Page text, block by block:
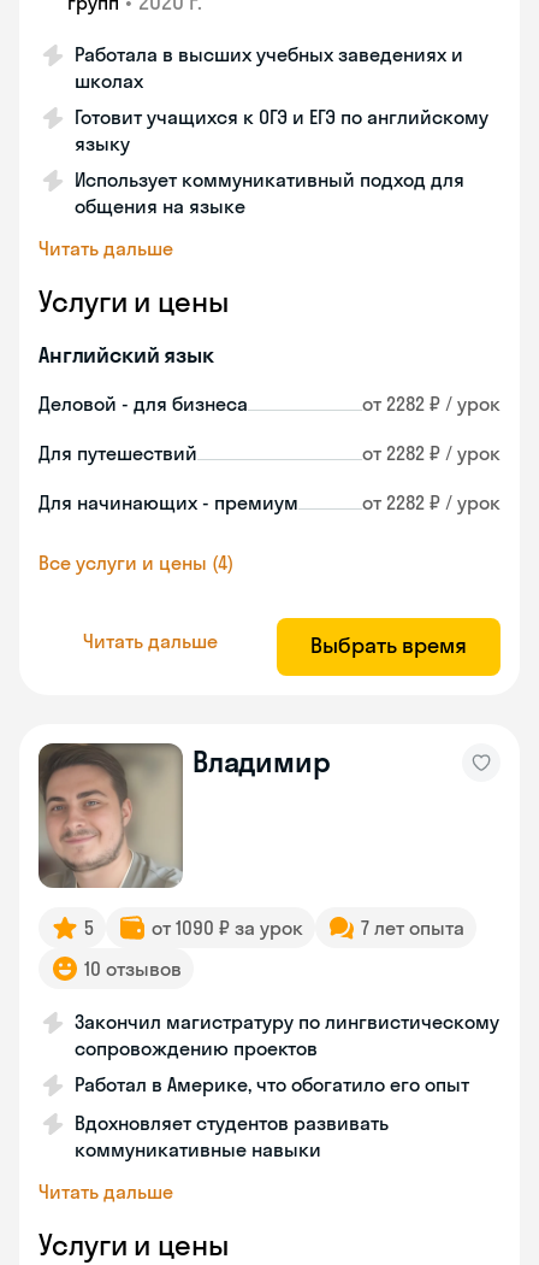
Работала в высших учебных заведениях и
школах
Готовит учащихся к ОГЭ и ЕГЭ по английскому
языку
Использует коммуникативный подход для
общения на языке
Читать дальше
Услуги и цены
Английский язык
Деловой - для бизнеса от 2282 ₽ / урок
Для путешествий от 2282 ₽ / урок
Для начинающих - премиум от 2282 ₽ / урок
Все услуги и цены (4)
Читать дальше Выбрать время
Владимир
5 от 1090 ₽ за урок
7 лет опыта
10 отзывов
Закончил магистратуру по лингвистическому
сопровождению проектов
Работал в Америке, что обогатило его опыт
Вдохновляет студентов развивать
коммуникативные навыки
Читать дальше
Услуги и цены